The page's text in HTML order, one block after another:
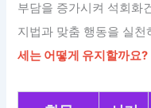
부담을 증가시켜 석회화
지법과 맞춤 행동을 실
세는 어떻게 유지할까요?